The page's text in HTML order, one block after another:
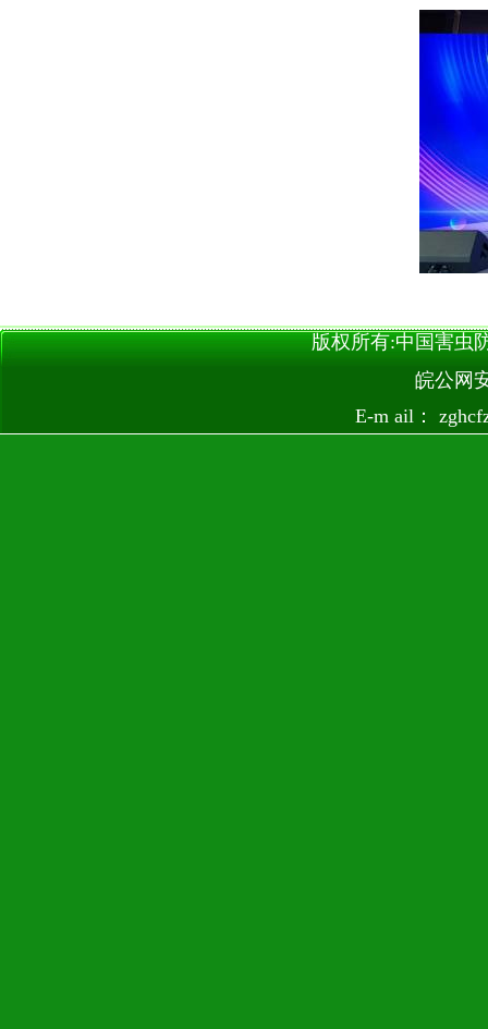
版权所有:中国害虫
皖公网
E-m ail：